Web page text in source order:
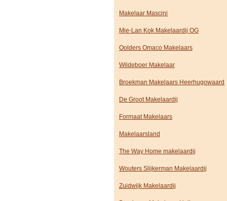
Makelaar Mascini
Mie-Lan Kok Makelaardij OG
Oolders Omaco Makelaars
Wildeboer Makelaar
Broekman Makelaars Heerhugowaard
De Groot Makelaardij
Formaat Makelaars
Makelaarsland
The Way Home makelaardij
Wouters Slijkerman Makelaardij
Zuidwijk Makelaardij